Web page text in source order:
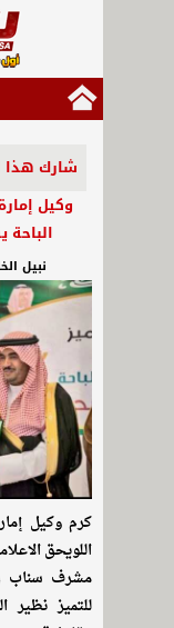
شارك هذا
وكيل
نبيل
كرم وكيل
اللويحق
مشرف سناب
للتميز نظير